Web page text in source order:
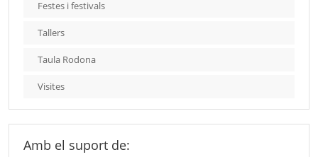
Festes i festivals
Tallers
Taula Rodona
Visites
Amb el suport de: